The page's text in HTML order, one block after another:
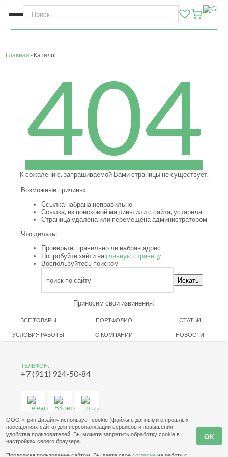
Главная Каталог
404
К сожалению, запрашиваемой Вами страницы не существует.
Возможные причины:
Ссылка набрана неправильно
Ссылка, из поисковой машины или с сайта, устарела
Страница удалена или перемещена администратором
Что делать:
Проверьте, правильно ли набран адрес
Попробуйте зайти на главную страницу
Воспользуйтесь поиском
Приносим свои извинения!
ВСЕ ТОВАРЫ ПОРТФОЛИО СТАТЬИ
УСЛОВИЯ РАБОТЫ О КОМПАНИИ НОВОСТИ
ТЕЛЕФОН:
+7 (911) 924-50-84
ООО «Грин Дизайн» использует cookie (файлы с данными о прошлых
посещениях сайта) для персонализации сервисов и повышения
удобства пользователей. Вы можете запретить обработку cookie в
настройках своего браузера.
Продолжая пользование сайтом, Вы даете своесогласиена работу с